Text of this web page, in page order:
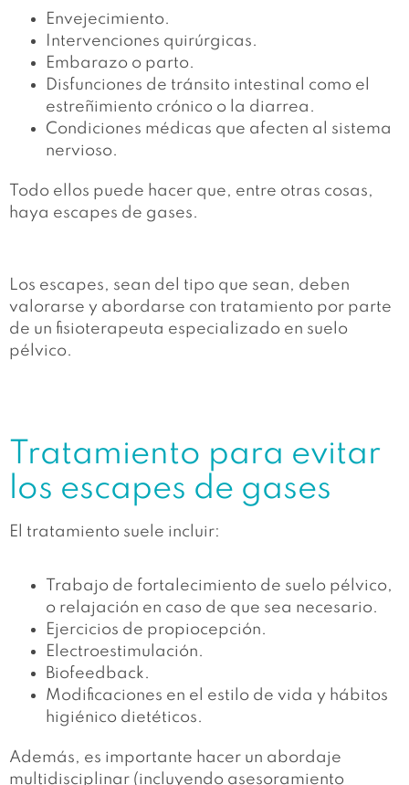
Envejecimiento.
Intervenciones quirúrgicas.
Embarazo o parto.
Disfunciones de tránsito intestinal como el
estreñimiento crónico o la diarrea.
Condiciones médicas que afecten al sistema
nervioso.
Todo ellos puede hacer que, entre otras cosas,
haya escapes de gases.
Los escapes, sean del tipo que sean, deben
valorarse y abordarse con tratamiento por parte
de un fisioterapeuta especializado en suelo
pélvico.
Tratamiento para evitar
los escapes de gases
El tratamiento suele incluir:
Trabajo de fortalecimiento de suelo pélvico,
o relajación en caso de que sea necesario.
Ejercicios de propiocepción.
Electroestimulación.
Biofeedback.
Modificaciones en el estilo de vida y hábitos
higiénico dietéticos.
Además, es importante hacer un abordaje
multidisciplinar (incluyendo asesoramiento